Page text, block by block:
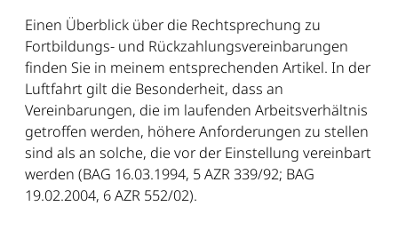
Einen Überblick über die Rechtsprechung zu
Fortbildungs- und Rückzahlungsvereinbarungen
finden Sie in meinem entsprechenden Artikel. In der
Luftfahrt gilt die Besonderheit, dass an
Vereinbarungen, die im laufenden Arbeitsverhältnis
getroffen werden, höhere Anforderungen zu stellen
sind als an solche, die vor der Einstellung vereinbart
werden (BAG 16.03.1994, 5 AZR 339/92; BAG
19.02.2004, 6 AZR 552/02).